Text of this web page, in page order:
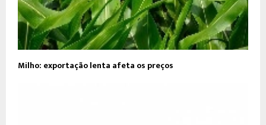
Milho: exportação lenta afeta os preços